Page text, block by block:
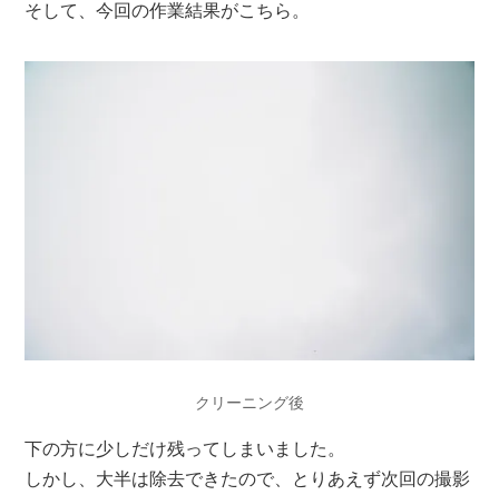
そして、今回の作業結果がこちら。
クリーニング後
下の方に少しだけ残ってしまいました。
しかし、大半は除去できたので、とりあえず次回の撮影